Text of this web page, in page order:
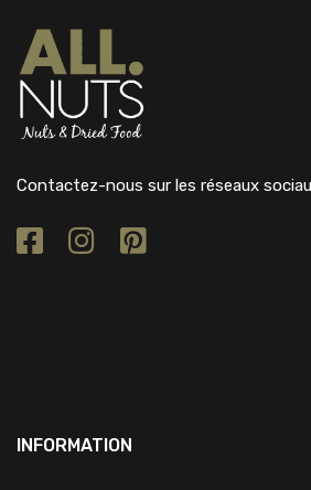
Contactez-nous sur les réseaux
INFORMATION